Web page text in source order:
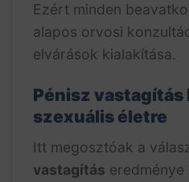
Ezért minden
alapos orvosi
elvárások kialakítása.
Pénisz vastagítás
szexuális életre
Itt megosztóak a
vastagítás eredménye